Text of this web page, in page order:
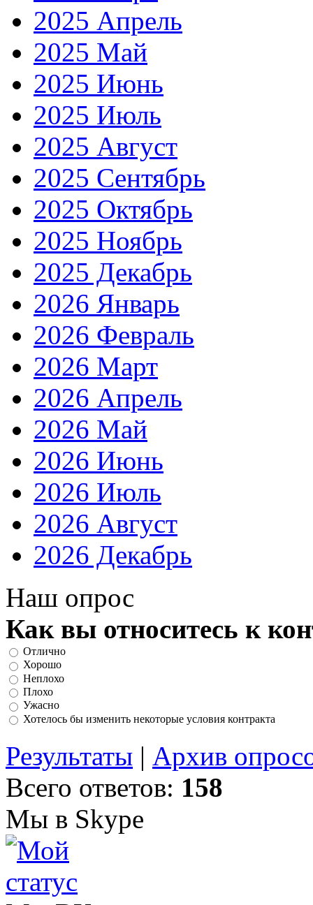
2025 Апрель
2025 Май
2025 Июнь
2025 Июль
2025 Август
2025 Сентябрь
2025 Октябрь
2025 Ноябрь
2025 Декабрь
2026 Январь
2026 Февраль
2026 Март
2026 Апрель
2026 Май
2026 Июнь
2026 Июль
2026 Август
2026 Декабрь
Наш опрос
Как вы относитесь к
Отлично
Хорошо
Неплохо
Плохо
Ужасно
Хотелось бы изменить некоторые условия контракта
Результаты | Архив
Всего ответов: 158
Мы в Skype